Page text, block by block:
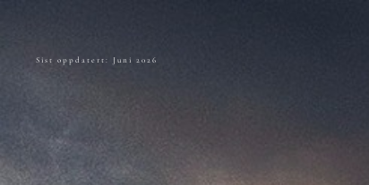
Sist oppdatert: Juni 2026